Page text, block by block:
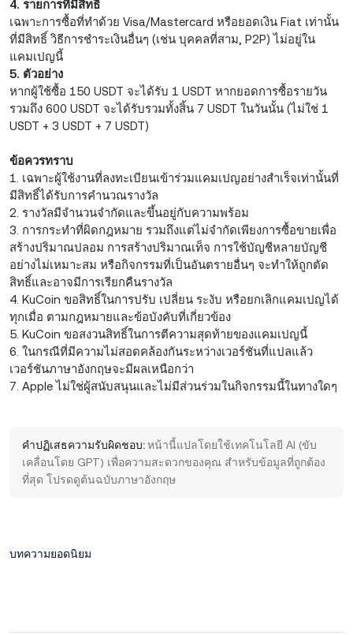
4. รายการที่มีสิทธิ์
เฉพาะการซื้อที่ทำด้วย Visa/Mastercard หรือยอดเงิน Fiat เท่านั้น
ที่มีสิทธิ์ วิธีการชำระเงินอื่นๆ (เช่น บุคคลที่สาม, P2P) ไม่อยู่ใน
แคมเปญนี้
5. ตัวอย่าง
หากผู้ใช้ซื้อ 150 USDT จะได้รับ 1 USDT หากยอดการซื้อรายวัน
รวมถึง 600 USDT จะได้รับรวมทั้งสิ้น 7 USDT ในวันนั้น (ไม่ใช่ 1
USDT + 3 USDT + 7 USDT)
ข้อควรทราบ
1. เฉพาะผู้ใช้งานที่ลงทะเบียนเข้าร่วมแคมเปญอย่างสำเร็จเท่านั้นที่
มีสิทธิ์ได้รับการคำนวณรางวัล
2. รางวัลมีจำนวนจำกัดและขึ้นอยู่กับความพร้อม
3. การกระทำที่ผิดกฎหมาย รวมถึงแต่ไม่จำกัดเพียงการซื้อขายเพื่อ
สร้างปริมาณปลอม การสร้างปริมาณเท็จ การใช้บัญชีหลายบัญชี
อย่างไม่เหมาะสม หรือกิจกรรมที่เป็นอันตรายอื่นๆ จะทำให้ถูกตัด
สิทธิ์และอาจมีการเรียกคืนรางวัล
4. KuCoin ขอสิทธิ์ในการปรับ เปลี่ยน ระงับ หรือยกเลิกแคมเปญได้
ทุกเมื่อ ตามกฎหมายและข้อบังคับที่เกี่ยวข้อง
5. KuCoin ขอสงวนสิทธิ์ในการตีความสุดท้ายของแคมเปญนี้
6. ในกรณีที่มีความไม่สอดคล้องกันระหว่างเวอร์ชันที่แปลแล้ว
เวอร์ชันภาษาอังกฤษจะมีผลเหนือกว่า
7. Apple ไม่ใช่ผู้สนับสนุนและไม่มีส่วนร่วมในกิจกรรมนี้ในทางใดๆ
คำปฏิเสธความรับผิดชอบ:หน้านี้แปลโดยใช้เทคโนโลยี AI (ขับ
เคลื่อนโดย GPT) เพื่อความสะดวกของคุณ สำหรับข้อมูลที่ถูกต้อง
ที่สุด โปรดดูต้นฉบับภาษาอังกฤษ
บทความยอดนิยม